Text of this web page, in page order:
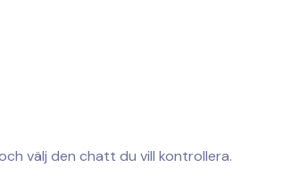
välj den chatt du vill kontrollera.